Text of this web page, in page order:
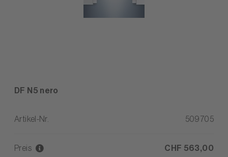
DF N5 nero
Artikel-Nr. 509705
Preis CHF 563,00